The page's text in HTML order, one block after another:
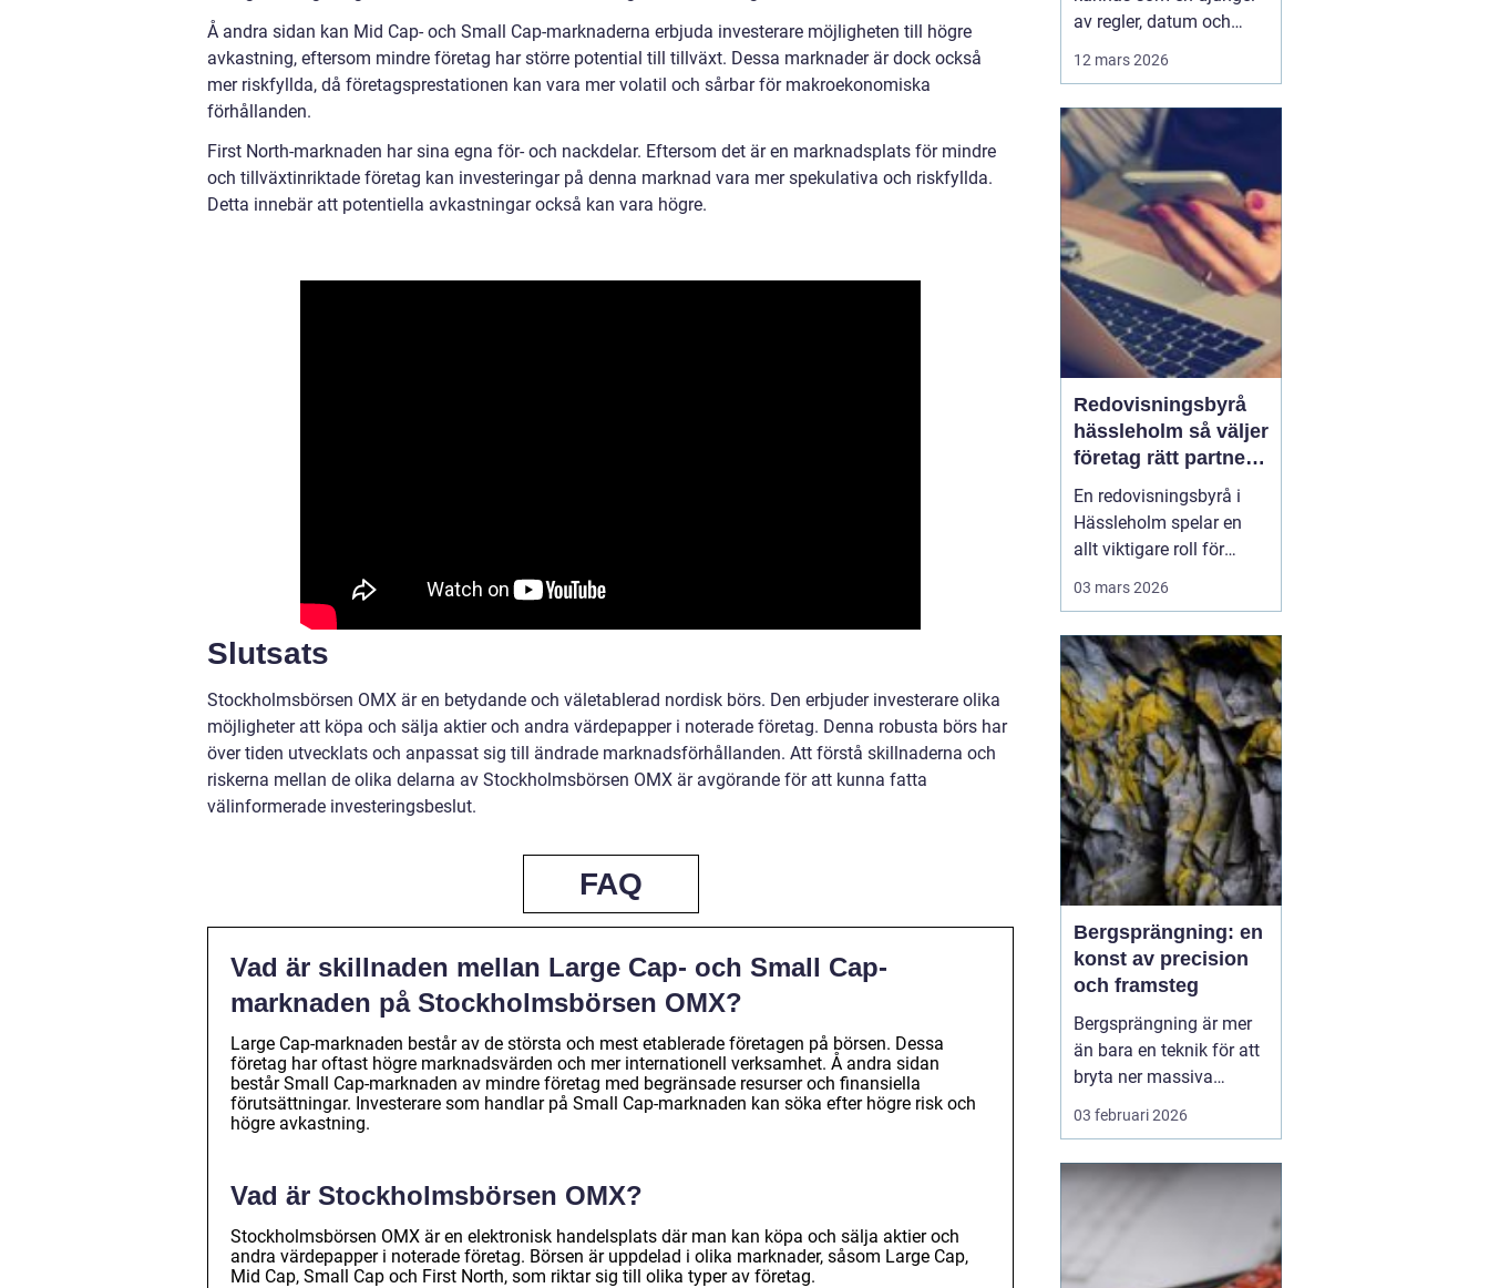
Å andra sidan kan Mid Cap- och Small Cap-marknaderna erbjuda investerare möjligheten till högre
avkastning, eftersom mindre företag har större potential till tillväxt. Dessa marknader är dock också
mer riskfyllda, då företagsprestationen kan vara mer volatil och sårbar för makroekonomiska
förhållanden.
First North-marknaden har sina egna för- och nackdelar. Eftersom det är en marknadsplats för mindre
och tillväxtinriktade företag kan investeringar på denna marknad vara mer spekulativa och riskfyllda.
Detta innebär att potentiella avkastningar också kan vara högre.
Slutsats
Stockholmsbörsen OMX är en betydande och väletablerad nordisk börs. Den erbjuder investerare olika
möjligheter att köpa och sälja aktier och andra värdepapper i noterade företag. Denna robusta börs har
över tiden utvecklats och anpassat sig till ändrade marknadsförhållanden. Att förstå skillnaderna och
riskerna mellan de olika delarna av Stockholmsbörsen OMX är avgörande för att kunna fatta
välinformerade investeringsbeslut.
FAQ
Vad är skillnaden mellan Large Cap- och Small Cap-
marknaden på Stockholmsbörsen OMX?
Large Cap-marknaden består av de största och mest etablerade företagen på börsen. Dessa
företag har oftast högre marknadsvärden och mer internationell verksamhet. Å andra sidan
består Small Cap-marknaden av mindre företag med begränsade resurser och finansiella
förutsättningar. Investerare som handlar på Small Cap-marknaden kan söka efter högre risk och
högre avkastning.
Vad är Stockholmsbörsen OMX?
Stockholmsbörsen OMX är en elektronisk handelsplats där man kan köpa och sälja aktier och
andra värdepapper i noterade företag. Börsen är uppdelad i olika marknader, såsom Large Cap,
Mid Cap, Small Cap och First North, som riktar sig till olika typer av företag.
av regler, datum och
siffrorna är i ordning får
företagaren en tydlig bild
av hur verksamh...
12 mars 2026
Redovisningsbyrå
hässleholm så väljer
företag rätt partner
för ekonomin
En redovisningsbyrå i
Hässleholm spelar en
allt viktigare roll för
samtidigt frigöra tid till
kunder och affärer. När
lagar ändras ofta,
digitala system
uppdateras i snabb takt
och kraven fr...
03 mars 2026
Bergsprängning: en
konst av precision
och framsteg
Bergsprängning är mer
än bara en teknik för att
bryta ner massiva
bergformationer. Det är
omfattande kunskap för
att säkerställa att
03 februari 2026